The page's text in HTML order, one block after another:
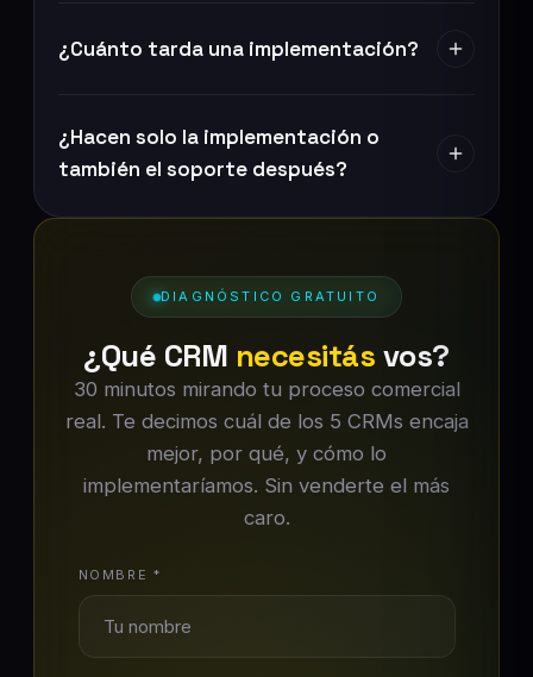
¿Cuánto tarda una implementación?
¿Hacen solo la implementación o
también el soporte después?
DIAGNÓSTICO GRATUITO
¿Qué CRM necesitás vos?
30 minutos mirando tu proceso comercial
real. Te decimos cuál de los 5 CRMs encaja
mejor, por qué, y cómo lo
implementaríamos. Sin venderte el más
caro.
NOMBRE *